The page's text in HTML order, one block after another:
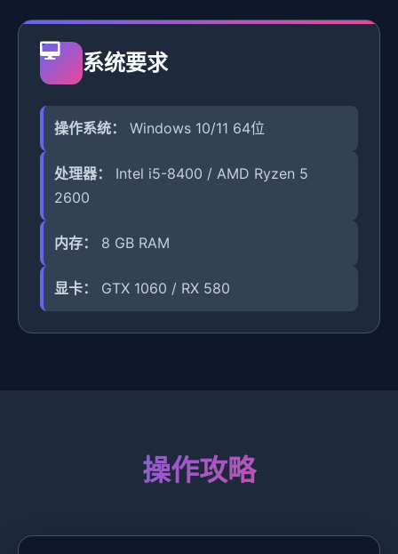
系统要求
操作系统： Windows 10/11 64位
处理器：
Intel i5-8400 / AMD Ryzen 5
2600
内存： 8 GB RAM
显卡： GTX 1060 / RX 580
操作攻略